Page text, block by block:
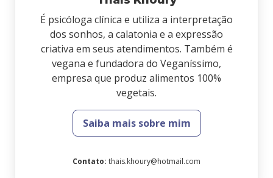
É psicóloga clínica e utiliza a interpretação
dos sonhos, a calatonia e a expressão
criativa em seus atendimentos. Também é
vegana e fundadora do Veganíssimo,
empresa que produz alimentos 100%
vegetais.
Saiba mais sobre mim
Contato: thais.khoury@hotmail.com